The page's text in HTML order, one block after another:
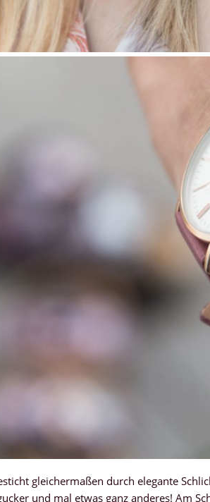
gleichermaßen durch elegante
und mal etwas ganz anderes! Am